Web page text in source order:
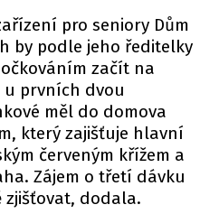
pro seniory Dům
by podle jeho ředitelky
začít na
u prvních dvou
měl do domova
který zajišťuje hlavní
červeným křížem a
Zájem o třetí dávku
zjišťovat, dodala.